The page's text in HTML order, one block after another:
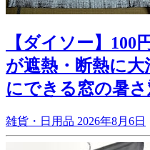
【ダイソー】100
が遮熱・断熱に
にできる窓の暑
雑貨・日用品 2026年8月6日